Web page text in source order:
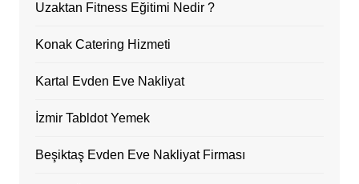
Uzaktan Fitness Eğitimi Nedir ?
Konak Catering Hizmeti
Kartal Evden Eve Nakliyat
İzmir Tabldot Yemek
Beşiktaş Evden Eve Nakliyat Firması